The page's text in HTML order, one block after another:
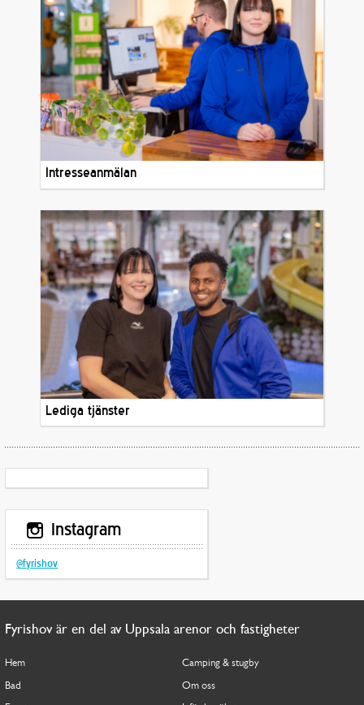
Intresseanmälan
Lediga tjänster
Instagram
@fyrishov
Fyrishov är en del av Uppsala arenor och fastigheter
Hem
Bad
Camping & stugby
Om oss